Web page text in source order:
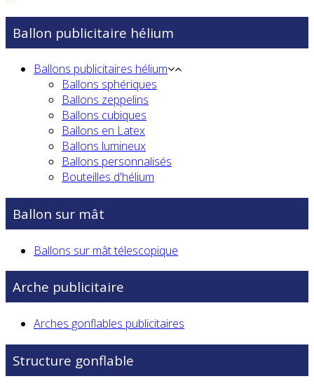
Ballon publicitaire hélium
Ballons publicitaires hélium
Ballons sphériques
Ballons zeppelins
Ballons cubiques
Ballons en Latex
Ballons lumineux
Ballons personnalisés
Bouteilles d'hélium
Ballon sur mât
Ballons sur mât télescopique
Arche publicitaire
Arches gonflables publicitaires
Structure gonflable